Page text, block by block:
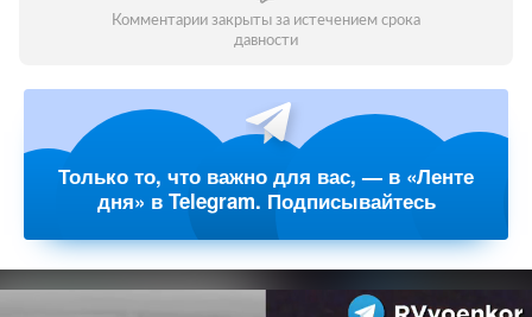
Комментарии закрыты за истечением срока
давности
Только то, что важно для вас, — в «Ленте
дня» в Telegram. Подписывайтесь